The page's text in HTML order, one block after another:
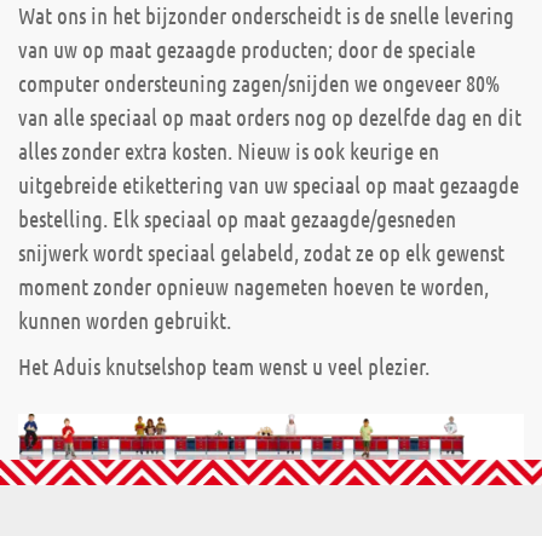
Wat ons in het bijzonder onderscheidt is de snelle levering
van uw op maat gezaagde producten; door de speciale
computer ondersteuning zagen/snijden we ongeveer 80%
van alle speciaal op maat orders nog op dezelfde dag en dit
alles zonder extra kosten. Nieuw is ook keurige en
uitgebreide etikettering van uw speciaal op maat gezaagde
bestelling. Elk speciaal op maat gezaagde/gesneden
snijwerk wordt speciaal gelabeld, zodat ze op elk gewenst
moment zonder opnieuw nagemeten hoeven te worden,
kunnen worden gebruikt.
Het Aduis knutselshop team wenst u veel plezier.